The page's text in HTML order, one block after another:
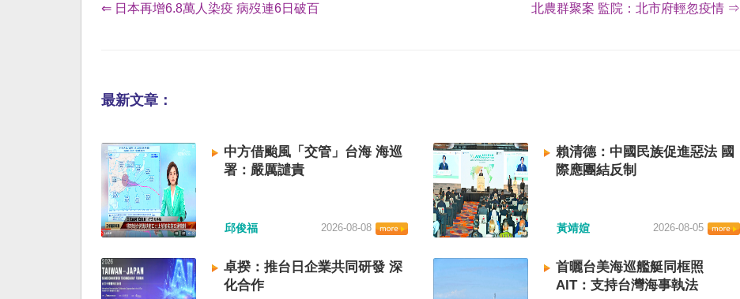
⇐ 日本再增6.8萬人染疫 病歿連6日破百 北農群聚案 監院：北市府輕忽疫情 ⇒
最新文章：
中方借颱風「交管」台海 海巡
署：嚴厲譴責
邱俊福 2026-08-08
賴清德：中國民族促進惡法 國
際應團結反制
黃靖媗 2026-08-05
卓揆：推台日企業共同研發 深
化合作
首曬台美海巡艦艇同框照
AIT：支持台灣海事執法